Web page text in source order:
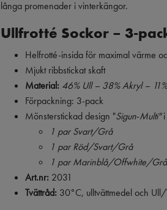
långa promenader i vinterkängor.
Ullfrotté Sockor – 3-
Helfrotté-insida för maximal värme
Mjukt ribbstickat skaft
Material: 46% Ull – 38% Akryl –
Förpackning: 3-pack
Mönsterstickad design "Sigun-Multi"i
1 par Svart/Grå
1 par Röd/Svart/Grå
1 par Marinblå/Offwhite/Grå
Art.nr: 2031
Tvättråd: 30°C, ulltvättmedel och